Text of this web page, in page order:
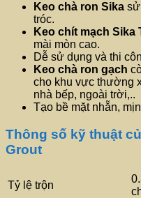
Keo chà ron Sika sử
tróc.
Keo chít mạch Sika
mài mòn cao.
Dễ sử dụng và thi
Keo chà ron gạch
cho khu vực thường
nhà bếp, ngoài trời,..
Tạo bề mặt nhẵn,
Thông số kỹ thuật
Grout
Tỷ lệ trộn